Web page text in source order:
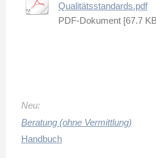
Qualitätsstandards.pdf
PDF-Dokument [67.7
Neu:
Beratung (ohne Vermittlung)
Handbuch